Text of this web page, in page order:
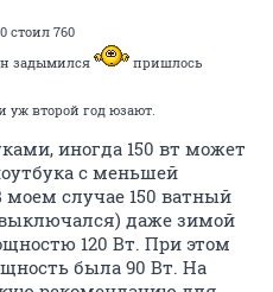
стоил 760
задымился
пришлось
уж второй год юзают.
иногда 150 вт может
с меньшей
случае 150 ватный
даже зимой
120 Вт. При этом
была 90 Вт. На